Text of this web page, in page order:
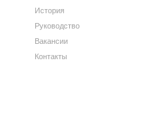
История
Руководство
Вакансии
Контакты